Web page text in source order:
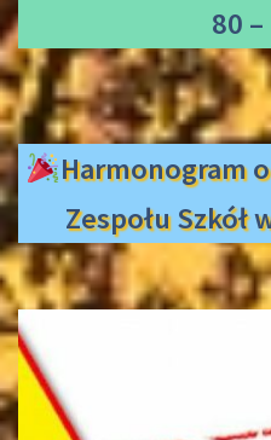
80
Harmonogram
Zespołu Szkół